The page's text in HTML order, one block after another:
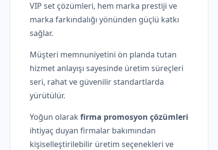
VIP set çözümleri, hem marka prestiji ve
marka farkındalığı yönünden güçlü katkı
sağlar.
Müşteri memnuniyetini ön planda tutan
hizmet anlayışı sayesinde üretim süreçleri
seri, rahat ve güvenilir standartlarda
yürütülür.
Yoğun olarak firma promosyon çözümleri
ihtiyaç duyan firmalar bakımından
kişiselleştirilebilir üretim seçenekleri ve